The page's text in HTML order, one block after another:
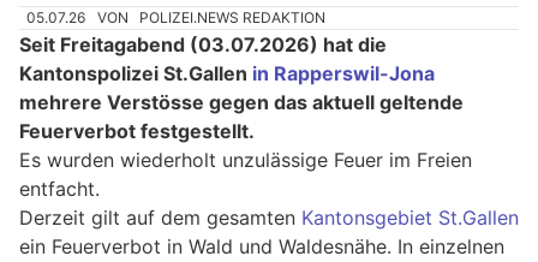
05.07.26 VON POLIZEI.NEWS REDAKTION
Seit Freitagabend (03.07.2026) hat die
Kantonspolizei St.Gallen in Rapperswil-Jona
mehrere Verstösse gegen das aktuell geltende
Feuerverbot festgestellt.
Es wurden wiederholt unzulässige Feuer im Freien
entfacht.
Derzeit gilt auf dem gesamten Kantonsgebiet St.Gallen
ein Feuerverbot in Wald und Waldesnähe. In einzelnen